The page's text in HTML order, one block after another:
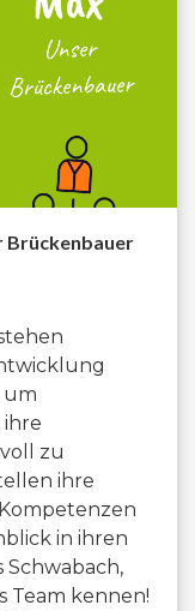
um
zu
ihre
in ihren
Schwabach,
Team kennen!